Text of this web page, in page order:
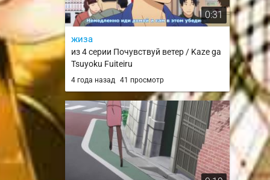
0:31
жиза
из 4 серии Почувствуй ветер / Kaze ga
Tsuyoku Fuiteiru
4 года назад 41 просмотр